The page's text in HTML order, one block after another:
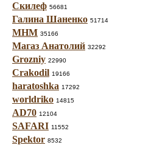
Скилеф 56681
Галина Шаненко 51714
МНМ 35166
Магаз Анатолий 32292
Grozniy 22990
Crakodil 19166
haratoshka 17292
worldriko 14815
AD70 12104
SAFARI 11552
Spektor 8532